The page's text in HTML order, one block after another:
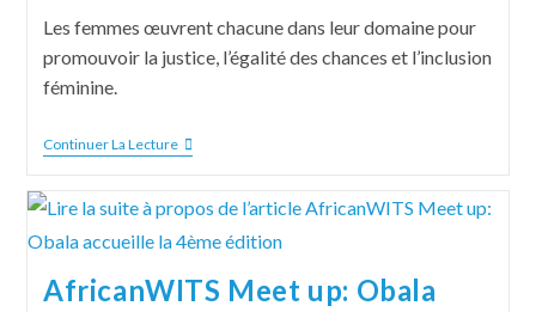
Les femmes œuvrent chacune dans leur domaine pour
promouvoir la justice, l’égalité des chances et l’inclusion
féminine.
Continuer La Lecture
AfricanWITS Meet up: Obala